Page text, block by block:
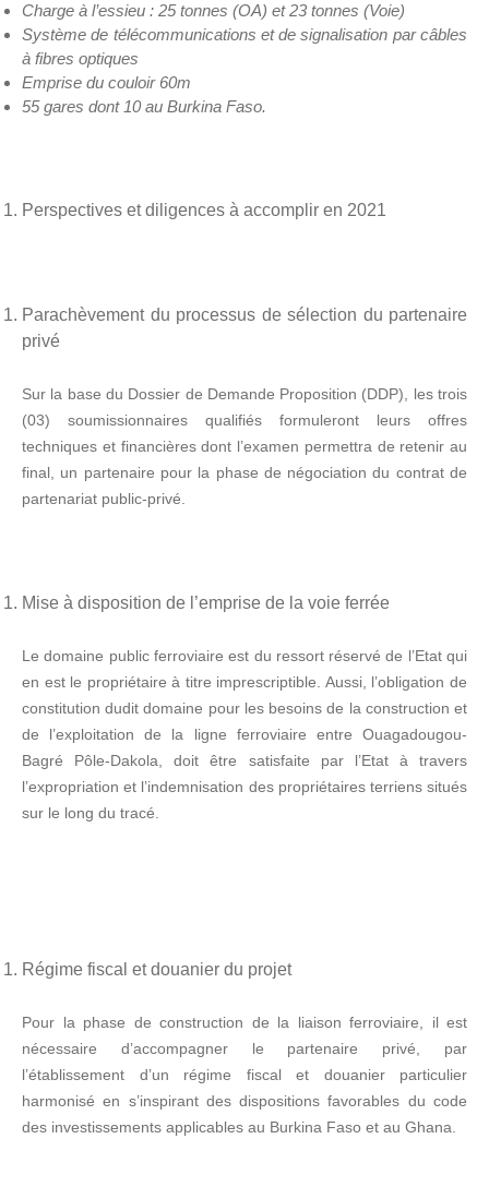
Charge à l’essieu : 25 tonnes (OA) et 23 tonnes (Voie)
Système de télécommunications et de signalisation par câbles
à fibres optiques
Emprise du couloir 60m
55 gares dont 10 au Burkina Faso.
Perspectives et diligences à accomplir en 2021
Parachèvement du processus de sélection du partenaire
privé
Sur la base du Dossier de Demande Proposition (DDP), les trois
(03) soumissionnaires qualifiés formuleront leurs offres
techniques et financières dont l’examen permettra de retenir au
final, un partenaire pour la phase de négociation du contrat de
partenariat public-privé.
Mise à disposition de l’emprise de la voie ferrée
Le domaine public ferroviaire est du ressort réservé de l’Etat qui
en est le propriétaire à titre imprescriptible. Aussi, l’obligation de
constitution dudit domaine pour les besoins de la construction et
de l’exploitation de la ligne ferroviaire entre Ouagadougou-
Bagré Pôle-Dakola, doit être satisfaite par l’Etat à travers
l’expropriation et l’indemnisation des propriétaires terriens situés
sur le long du tracé.
Régime fiscal et douanier du projet
Pour la phase de construction de la liaison ferroviaire, il est
nécessaire d’accompagner le partenaire privé, par
l’établissement d’un régime fiscal et douanier particulier
harmonisé en s’inspirant des dispositions favorables du code
des investissements applicables au Burkina Faso et au Ghana.